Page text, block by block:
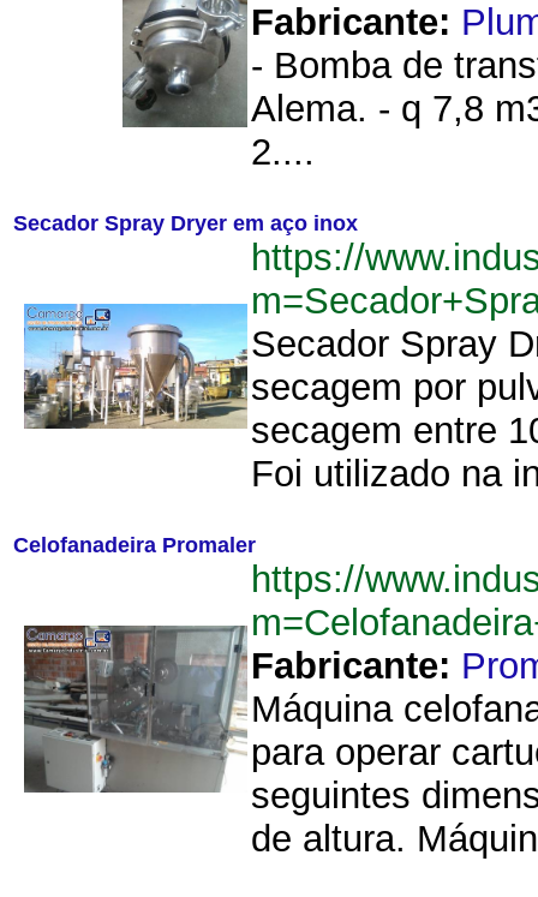
Fabricante:
- Bomba de
Alema. - q 7,8
2....
Secador Spray Dryer em aço inox
https://
Secador Spray
secagem por
secagem entre
Foi utilizado na
Celofanadeira Promaler
https://
Fabricante:
Máquina
para operar
seguintes
de altura.